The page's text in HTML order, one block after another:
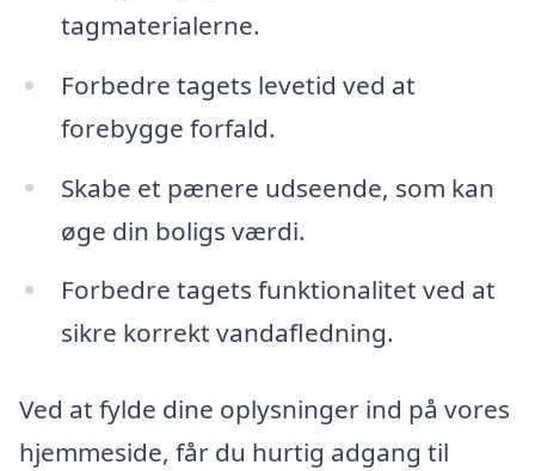
tagmaterialerne.
Forbedre tagets levetid ved at
forebygge forfald.
Skabe et pænere udseende, som kan
øge din boligs værdi.
Forbedre tagets funktionalitet ved at
sikre korrekt vandafledning.
Ved at fylde dine oplysninger ind på vores
hjemmeside, får du hurtig adgang til